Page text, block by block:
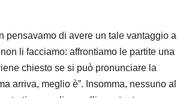
pensavamo di avere un tale vantaggio a
li facciamo: affrontiamo le partite una
chiesto se si può pronunciare la
arriva, meglio è”. Insomma, nessuno al